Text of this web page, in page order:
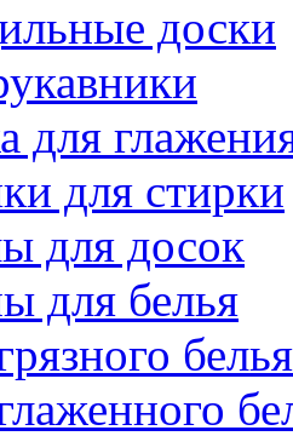
доски
для
для стирки
для досок
для белья
белья